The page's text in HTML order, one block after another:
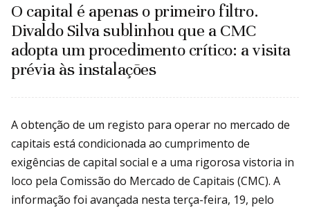
O capital é apenas o primeiro filtro.
Divaldo Silva sublinhou que a CMC
adopta um procedimento crítico: a visita
prévia às instalações
A obtenção de um registo para operar no mercado de
capitais está condicionada ao cumprimento de
exigências de capital social e a uma rigorosa vistoria in
loco pela Comissão do Mercado de Capitais (CMC). A
informação foi avançada nesta terça-feira, 19, pelo